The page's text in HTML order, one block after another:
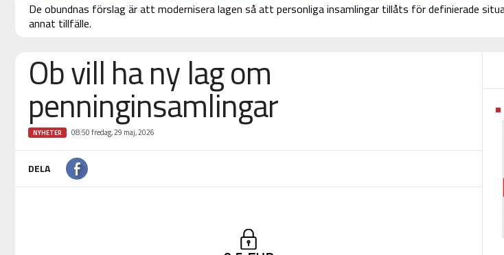
De obundnas förslag är att modernisera lagen så att personliga insamlingar tillåts för definierade
annat tillfälle.
Ob vill ha ny lag om
penninginsamlingar
NYHETER 08:50 fredag, 29 maj, 2026
DELA